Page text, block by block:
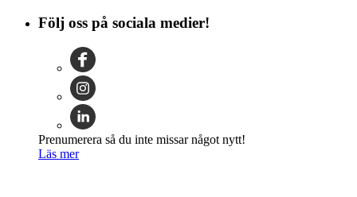
Följ oss på sociala medier!
Prenumerera så du inte missar något nytt!
Läs mer